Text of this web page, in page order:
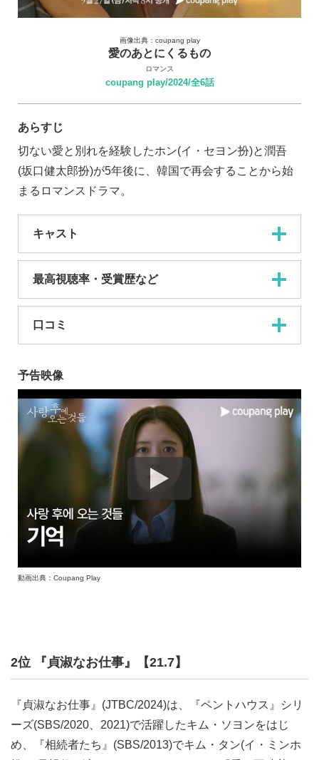
画像出典：coupang play
愛のあとにくるもの
ロマンス
coupang play/2024/全6話
あらすじ
切ない愛と別れを経験したホン(イ・セヨン扮)と潤吾
(坂口健太郎扮)が5年後に、韓国で再会することから始
まるロマンスドラマ。
キャスト
最高視聴率・受賞歴など
口コミ
予告映像
動画出典：Coupang Play
2位 『貞淑なお仕事』【21.7】
『貞淑なお仕事』(JTBC/2024)は、『ペントハウス』シリ
ーズ(SBS/2020、2021)で活躍したキム・ソヨンをはじ
め、『相続者たち』(SBS/2013)でキム・タン(イ・ミンホ